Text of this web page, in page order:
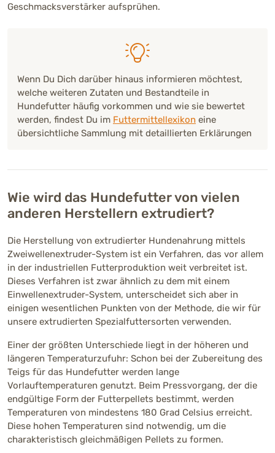
Geschmacksverstärker aufsprühen.
Wenn Du Dich darüber hinaus informieren möchtest,
welche weiteren Zutaten und Bestandteile in
Hundefutter häufig vorkommen und wie sie bewertet
werden, findest Du im Futtermittellexikon eine
übersichtliche Sammlung mit detaillierten Erklärungen
Wie wird das Hundefutter von vielen
anderen Herstellern extrudiert?
Die Herstellung von extrudierter Hundenahrung mittels
Zweiwellenextruder-System ist ein Verfahren, das vor allem
in der industriellen Futterproduktion weit verbreitet ist.
Dieses Verfahren ist zwar ähnlich zu dem mit einem
Einwellenextruder-System, unterscheidet sich aber in
einigen wesentlichen Punkten von der Methode, die wir für
unsere extrudierten Spezialfuttersorten verwenden.
Einer der größten Unterschiede liegt in der höheren und
längeren Temperaturzufuhr: Schon bei der Zubereitung des
Teigs für das Hundefutter werden lange
Vorlauftemperaturen genutzt. Beim Pressvorgang, der die
endgültige Form der Futterpellets bestimmt, werden
Temperaturen von mindestens 180 Grad Celsius erreicht.
Diese hohen Temperaturen sind notwendig, um die
charakteristisch gleichmäßigen Pellets zu formen.